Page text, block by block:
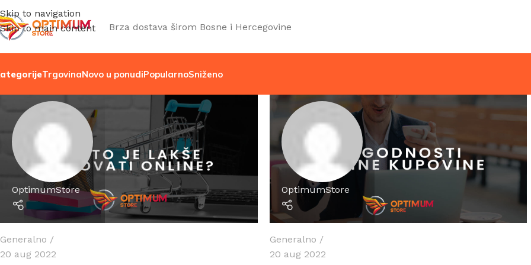
Skip to navigation
Skip to main content
Brza dostava širom Bosne i Hercegovine
TrgovinaNovo u ponudiPopularnoSniženo
OptimumStore
Generalno
20 aug 2022
OptimumStore
Generalno
20 aug 2022